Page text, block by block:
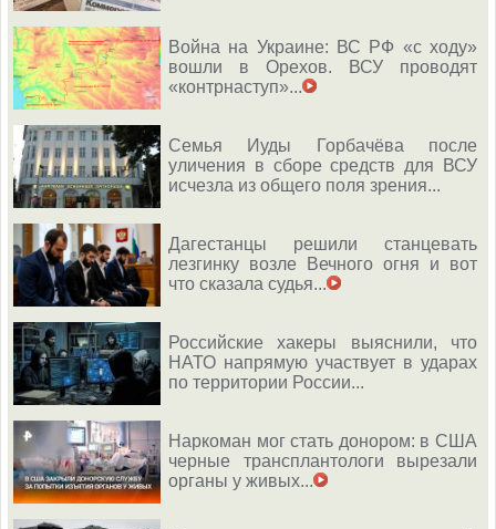
Война на Украине: ВС РФ «с ходу»
вошли в Орехов. ВСУ проводят
«контрнаступ»...
Семья Иуды Горбачёва после
уличения в сборе средств для ВСУ
исчезла из общего поля зрения...
Дагестанцы решили станцевать
лезгинку возле Вечного огня и вот
что сказала судья...
Российские хакеры выяснили, что
НАТО напрямую участвует в ударах
по территории России...
Наркоман мог стать донором: в США
черные трансплантологи вырезали
органы у живых...